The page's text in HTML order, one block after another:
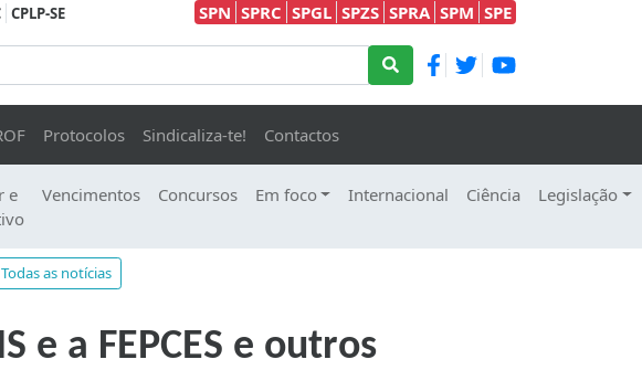
CPLP-SE SPN SPRC SPGL SPZS SPRA SPM SPE
Protocolos Sindicaliza-te! Contactos
e
Vencimentos Concursos Em foco Internacional Ciência Legislação
Todas as notícias
e a FEPCES e outros